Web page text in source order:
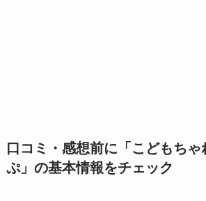
口コミ・感想前に「こどもちゃ
ぷ」の基本情報をチェック